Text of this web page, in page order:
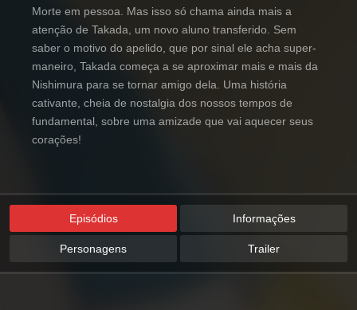
Morte em pessoa. Mas isso só chama ainda mais a
atenção de Takada, um novo aluno transferido. Sem
saber o motivo do apelido, que por sinal ele acha super-
maneiro, Takada começa a se aproximar mais e mais da
Nishimura para se tornar amigo dela. Uma história
cativante, cheia de nostalgia dos nossos tempos de
fundamental, sobre uma amizade que vai aquecer seus
corações!
Episódios Informações
Personagens Trailer